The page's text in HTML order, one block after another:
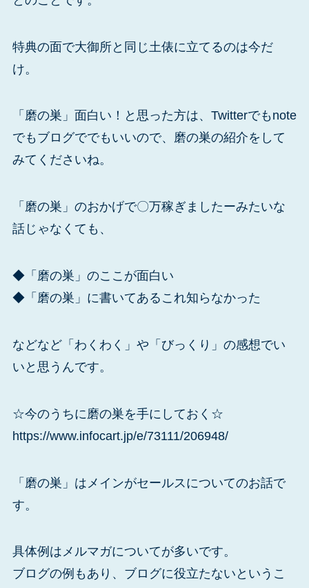
特典の面で大御所と同じ土俵に立てるのは今だ
け。
「磨の巣」面白い！と思った方は、Twitterでもnote
でもブログででもいいので、磨の巣の紹介をして
みてくださいね。
「磨の巣」のおかげで〇万稼ぎましたーみたいな
話じゃなくても、
◆「磨の巣」のここが面白い
◆「磨の巣」に書いてあるこれ知らなかった
などなど「わくわく」や「びっくり」の感想でい
いと思うんです。
☆今のうちに磨の巣を手にしておく☆
https://www.infocart.jp/e/73111/206948/
「磨の巣」はメインがセールスについてのお話で
す。
具体例はメルマガについてが多いです。
ブログの例もあり、ブログに役立たないというこ